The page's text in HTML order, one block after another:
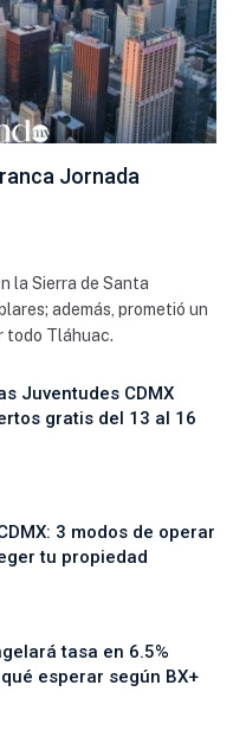
Jornada
la Sierra de Santa
además, prometió un
todo Tláhuac.
Juventudes CDMX
gratis del 13 al 16
3 modos de operar
tu propiedad
tasa en 6.5%
esperar según BX+